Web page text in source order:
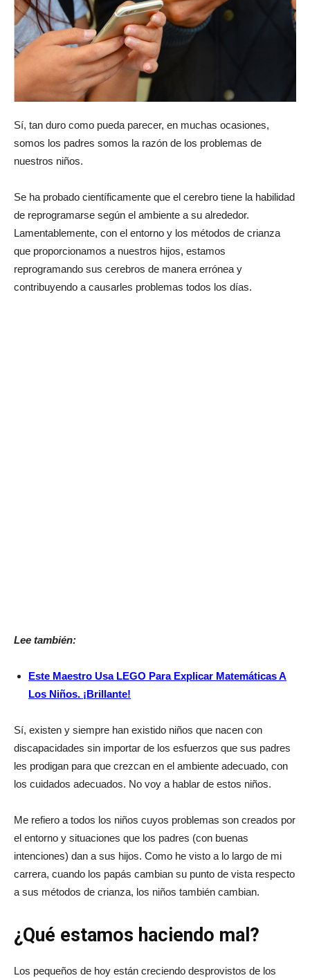
Sí, tan duro como pueda parecer, en muchas ocasiones,
somos los padres somos la razón de los problemas de
nuestros niños.
Se ha probado científicamente que el cerebro tiene la habilidad
de reprogramarse según el ambiente a su alrededor.
Lamentablemente, con el entorno y los métodos de crianza
que proporcionamos a nuestros hijos, estamos
reprogramando sus cerebros de manera errónea y
contribuyendo a causarles problemas todos los días.
Lee también:
Este Maestro Usa LEGO Para Explicar Matemáticas A
Los Niños. ¡Brillante!
Sí, existen y siempre han existido niños que nacen con
discapacidades sin importar de los esfuerzos que sus padres
les prodigan para que crezcan en el ambiente adecuado, con
los cuidados adecuados. No voy a hablar de estos niños.
Me refiero a todos los niños cuyos problemas son creados por
el entorno y situaciones que los padres (con buenas
intenciones) dan a sus hijos. Como he visto a lo largo de mi
carrera, cuando los papás cambian su punto de vista respecto
a sus métodos de crianza, los niños también cambian.
¿Qué estamos haciendo mal?
Los pequeños de hoy están creciendo desprovistos de los